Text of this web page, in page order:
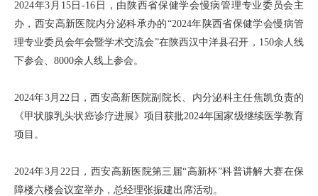
2024年3月15日-16日，由陕西省保健学会慢病管理专业委员会主
办，西安高新医院内分泌科承办的“2024年陕西省保健学会慢病管
理专业委员会年会暨学术交流会”在陕西汉中洋县召开，150余人线
下参会、8000余人线上参会。
2024年3月22日，西安高新医院副院长、内分泌科主任焦凯负责的
《甲状腺乳头状癌诊疗进展》项目获批2024年国家级继续医学教育
项目。
2024年3月22日，西安高新医院第三届“高新杯”科普讲解大赛在保
障楼六楼会议室举办，总经理张振建出席活动。